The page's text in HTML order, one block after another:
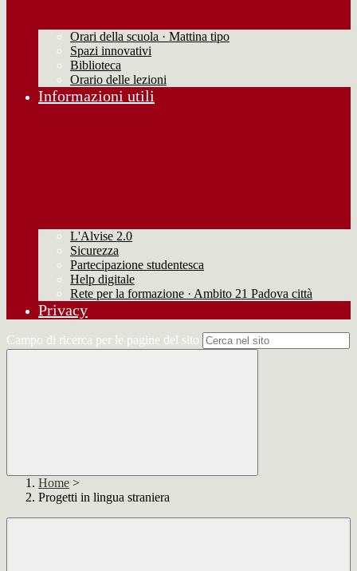
Orari della scuola · Mattina tipo
Spazi innovativi
Biblioteca
Orario delle lezioni
Informazioni utili
L'Alvise 2.0
Sicurezza
Partecipazione studentesca
Help digitale
Rete per la formazione · Ambito 21 Padova città
Privacy
Campo di ricerca per le pagine del sito
Home >
Progetti in lingua straniera